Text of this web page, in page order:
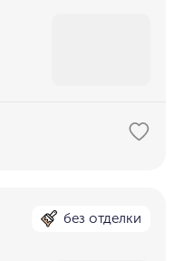
без отделки